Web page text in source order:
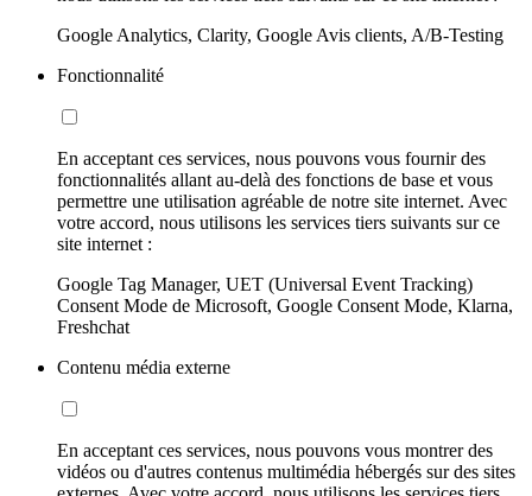
Google Analytics, Clarity, Google Avis clients, A/B-Testing
Fonctionnalité
En acceptant ces services, nous pouvons vous fournir des
fonctionnalités allant au-delà des fonctions de base et vous
permettre une utilisation agréable de notre site internet. Avec
votre accord, nous utilisons les services tiers suivants sur ce
site internet :
Google Tag Manager, UET (Universal Event Tracking)
Consent Mode de Microsoft, Google Consent Mode, Klarna,
Freshchat
Contenu média externe
En acceptant ces services, nous pouvons vous montrer des
vidéos ou d'autres contenus multimédia hébergés sur des sites